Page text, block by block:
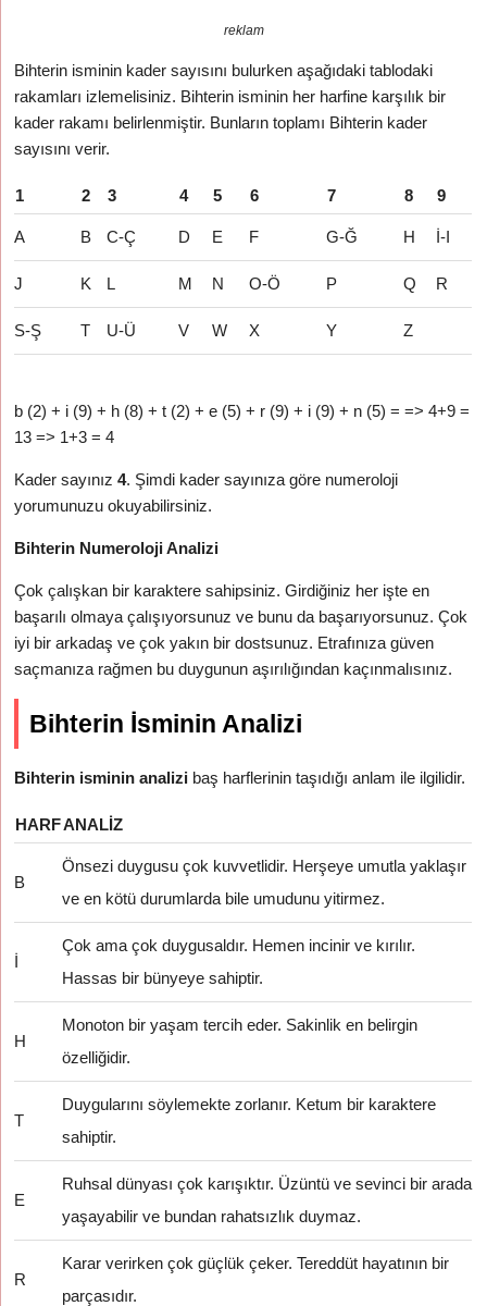
reklam
Bihterin isminin kader sayısını bulurken aşağıdaki tablodaki
rakamları izlemelisiniz. Bihterin isminin her harfine karşılık bir
kader rakamı belirlenmiştir. Bunların toplamı Bihterin kader
sayısını verir.
1 2 3 4 5 6 7 8 9
A B C-Ç D E F G-Ğ H İ-I
J K L M N O-Ö P Q R
S-Ş T U-Ü V W X Y Z
b (2) + i (9) + h (8) + t (2) + e (5) + r (9) + i (9) + n (5) = => 4+9 =
13 => 1+3 = 4
Kader sayınız4. Şimdi kader sayınıza göre numeroloji
yorumunuzu okuyabilirsiniz.
Bihterin Numeroloji Analizi
Çok çalışkan bir karaktere sahipsiniz. Girdiğiniz her işte en
başarılı olmaya çalışıyorsunuz ve bunu da başarıyorsunuz. Çok
iyi bir arkadaş ve çok yakın bir dostsunuz. Etrafınıza güven
saçmanıza rağmen bu duygunun aşırılığından kaçınmalısınız.
Bihterin İsminin Analizi
Bihterin isminin analizi baş harflerinin taşıdığı anlam ile ilgilidir.
HARFANALIZ
B
Önsezi duygusu çok kuvvetlidir. Herşeye umutla yaklaşır
ve en kötü durumlarda bile umudunu yitirmez.
İ
Çok ama çok duygusaldır. Hemen incinir ve kırılır.
Hassas bir bünyeye sahiptir.
H
Monoton bir yaşam tercih eder. Sakinlik en belirgin
özelliğidir.
T
Duygularını söylemekte zorlanır. Ketum bir karaktere
sahiptir.
E
Ruhsal dünyası çok karışıktır. Üzüntü ve sevinci bir arada
yaşayabilir ve bundan rahatsızlık duymaz.
R
Karar verirken çok güçlük çeker. Tereddüt hayatının bir
parçasıdır.